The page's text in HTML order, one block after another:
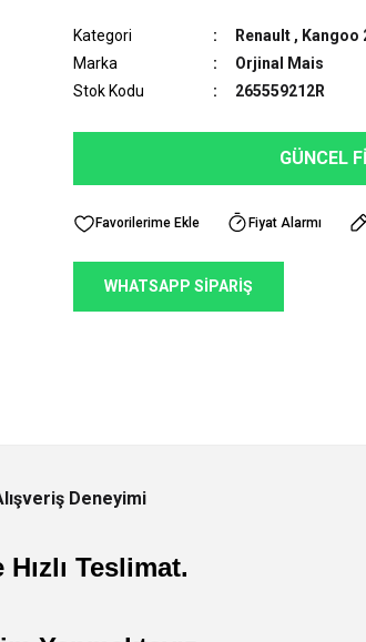
Kategori Renault , Kangoo
Marka
Orjinal Mais
Stok Kodu
265559212R
GÜNCEL
Fiyat Alarmı
WHATSAPP SİPARİŞ
Deneyimi
Teslimat.